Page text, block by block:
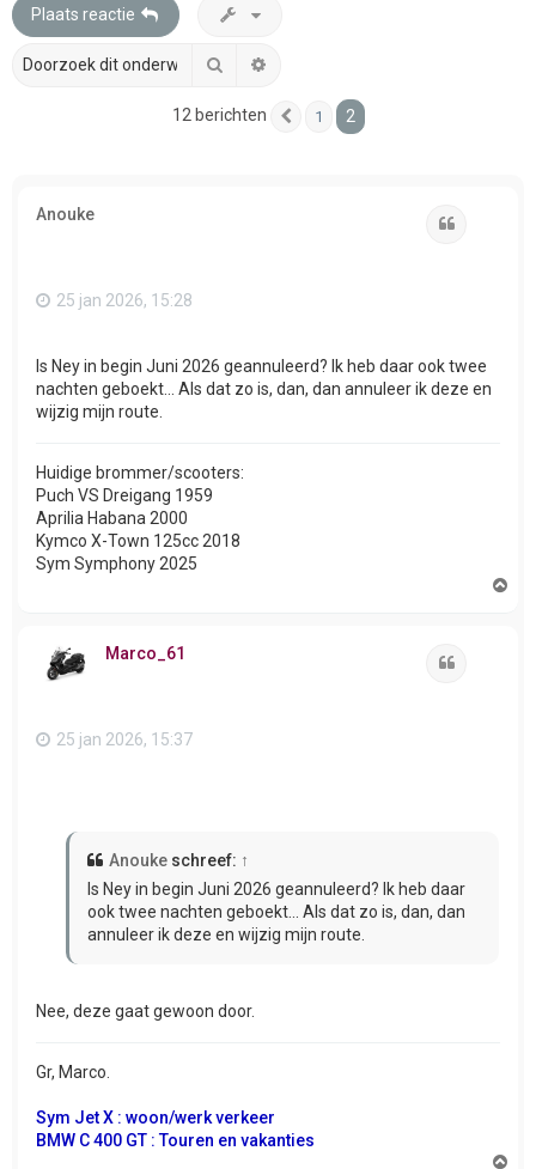
Plaats reactie
Zoek
12 berichten Vorige
1 2
Anouke
25 jan 2026, 15:28
Is Ney in begin Juni 2026 geannuleerd? Ik heb daar ook twee
nachten geboekt... Als dat zo is, dan, dan annuleer ik deze en
wijzig mijn route.
Huidige brommer/scooters:
Puch VS Dreigang 1959
Aprilia Habana 2000
Kymco X-Town 125cc 2018
Sym Symphony 2025
Marco_61
25 jan 2026, 15:37
Anouke schreef: ↑
Is Ney in begin Juni 2026 geannuleerd? Ik heb daar
ook twee nachten geboekt... Als dat zo is, dan, dan
annuleer ik deze en wijzig mijn route.
Nee, deze gaat gewoon door.
Gr, Marco.
Sym Jet X : woon/werk verkeer
BMW C 400 GT : Touren en vakanties